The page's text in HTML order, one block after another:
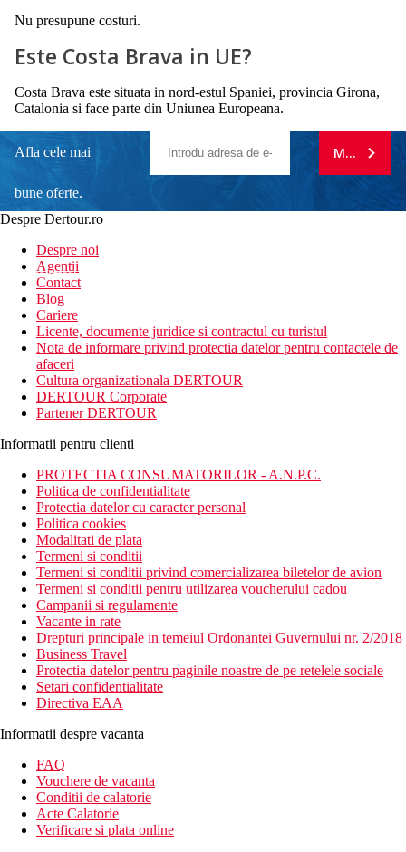
Nu presupune costuri.
Este Costa Brava in UE?
Costa Brava este situata in nord-estul Spaniei, provincia Girona,
Catalonia si face parte din Uniunea Europeana.
Afla cele mai
bune oferte.
newsletter!
MA
Despre Dertour.ro
Despre noi
Agentii
Contact
Blog
Cariere
Licente, documente juridice si contractul cu turistul
Nota de informare privind protectia datelor pentru contactele de
afaceri
Cultura organizationala DERTOUR
DERTOUR Corporate
Partener DERTOUR
Informatii pentru clienti
PROTECTIA CONSUMATORILOR - A.N.P.C.
Politica de confidentialitate
Protectia datelor cu caracter personal
Politica cookies
Modalitati de plata
Termeni si conditii
Termeni si conditii privind comercializarea biletelor de avion
Termeni si conditii pentru utilizarea voucherului cadou
Campanii si regulamente
Vacante in rate
Drepturi principale in temeiul Ordonantei Guvernului nr. 2/2018
Business Travel
Protectia datelor pentru paginile noastre de pe retelele sociale
Setari confidentialitate
Directiva EAA
Informatii despre vacanta
FAQ
Vouchere de vacanta
Conditii de calatorie
Acte Calatorie
Verificare si plata online